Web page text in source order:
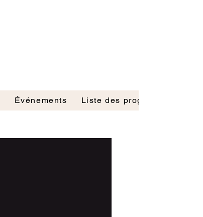
Événements Liste des programmes